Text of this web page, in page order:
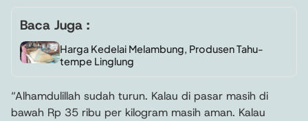
Baca Juga :
Harga Kedelai Melambung, Produsen Tahu-
tempe Linglung
“Alhamdulillah sudah turun. Kalau di pasar masih di
bawah Rp 35 ribu per kilogram masih aman. Kalau